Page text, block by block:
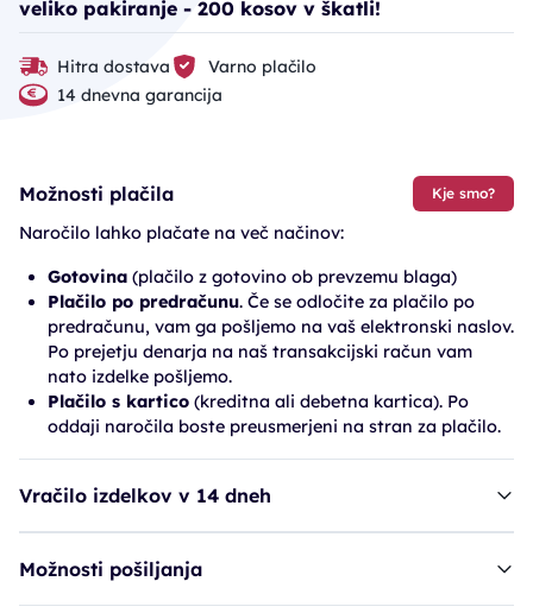
veliko pakiranje - 200 kosov v škatli!
Hitra dostava
Varno plačilo
14 dnevna garancija
Možnosti plačila Kje smo?
Naročilo lahko plačate na več načinov:
Gotovina (plačilo z gotovino ob prevzemu blaga)
Plačilo po predračunu. Če se odločite za plačilo po
predračunu, vam ga pošljemo na vaš elektronski naslov.
Po prejetju denarja na naš transakcijski račun vam
nato izdelke pošljemo.
Plačilo s kartico (kreditna ali debetna kartica). Po
oddaji naročila boste preusmerjeni na stran za plačilo.
Vračilo izdelkov v 14 dneh
Možnosti pošiljanja